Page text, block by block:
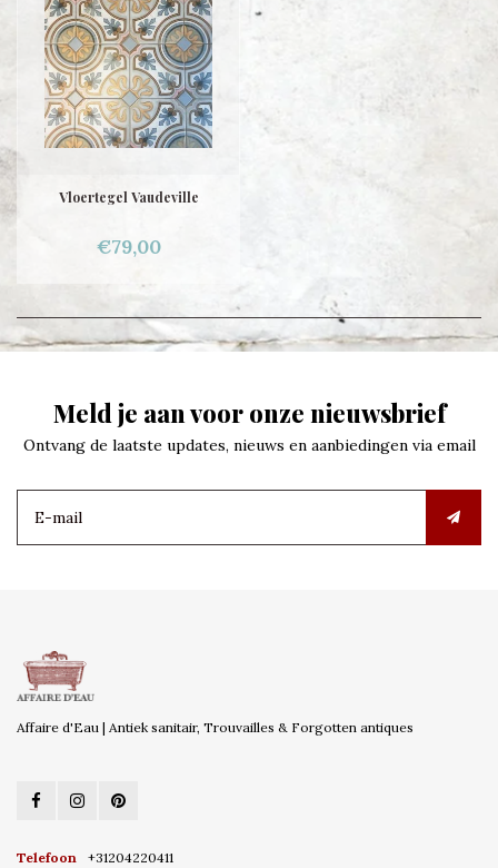
Vloertegel Vaudeville
€79,00
Meld je aan voor onze nieuwsbrief
Ontvang de laatste updates, nieuws en aanbiedingen via email
Affaire d'Eau | Antiek sanitair, Trouvailles & Forgotten antiques
Telefoon +31204220411